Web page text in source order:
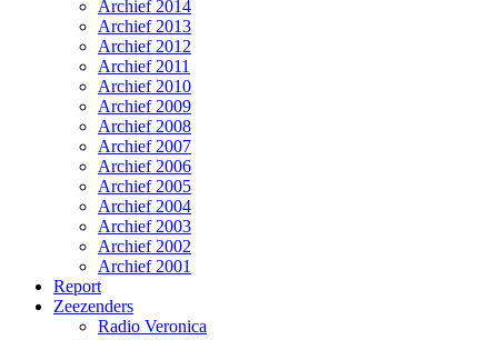
Archief 2014
Archief 2013
Archief 2012
Archief 2011
Archief 2010
Archief 2009
Archief 2008
Archief 2007
Archief 2006
Archief 2005
Archief 2004
Archief 2003
Archief 2002
Archief 2001
Report
Zeezenders
Radio Veronica